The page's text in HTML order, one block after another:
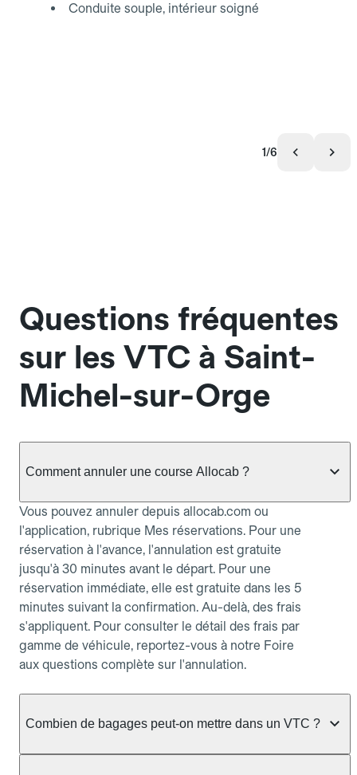
Conduite souple, intérieur soigné
1/6
Questions fréquentes
sur les VTC à Saint-
Michel-sur-Orge
Comment annuler une course Allocab ?
Vous pouvez annuler depuis allocab.com ou
l'application, rubrique Mes réservations. Pour une
réservation à l'avance, l'annulation est gratuite
jusqu'à 30 minutes avant le départ. Pour une
réservation immédiate, elle est gratuite dans les 5
minutes suivant la confirmation. Au-delà, des frais
s'appliquent. Pour consulter le détail des frais par
gamme de véhicule, reportez-vous à notre Foire
aux questions complète sur l'annulation.
Combien de bagages peut-on mettre dans un VTC ?